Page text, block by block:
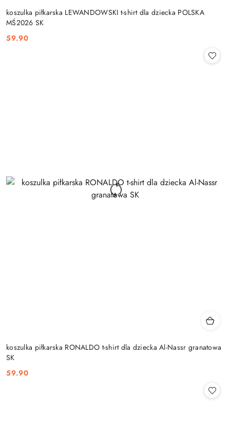
koszulka piłkarska LEWANDOWSKI t-shirt dla dziecka POLSKA
MŚ2026 SK
Cena:
59.90
koszulka piłkarska RONALDO t-shirt dla dziecka Al-Nassr granatowa
SK
Cena:
59.90